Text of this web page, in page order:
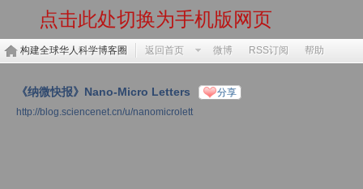
点击此处切换为手机版网页
构建全球华人科学博客圈 返回首页 微博 RSS订阅 帮助
《纳微快报》Nano-Micro Letters 分享
http://blog.sciencenet.cn/u/nanomicrolett